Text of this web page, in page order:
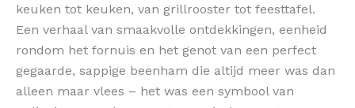
keuken tot keuken, van grillrooster tot feesttafel.
Een verhaal van smaakvolle ontdekkingen, eenheid
rondom het fornuis en het genot van een perfect
gegaarde, sappige beenham die altijd meer was dan
alleen maar vlees – het was een symbool van